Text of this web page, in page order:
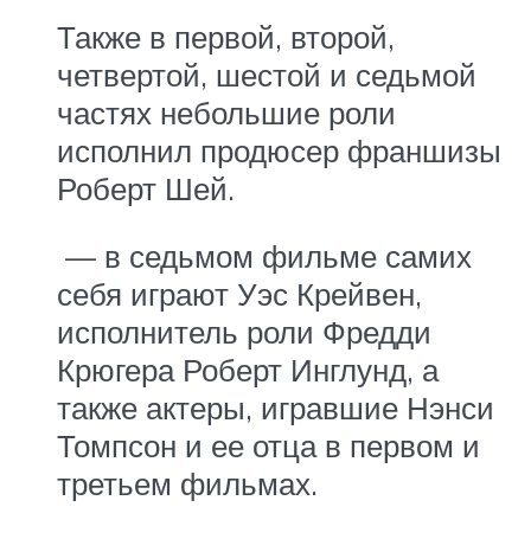
Также в первой, второй,
четвертой, шестой и седьмой
частях небольшие роли
исполнил продюсер франшизы
Роберт Шей.
— в седьмом фильме самих
себя играют Уэс Крейвен,
исполнитель роли Фредди
Крюгера Роберт Инглунд, а
также актеры, игравшие Нэнси
Томпсон и ее отца в первом и
третьем фильмах.